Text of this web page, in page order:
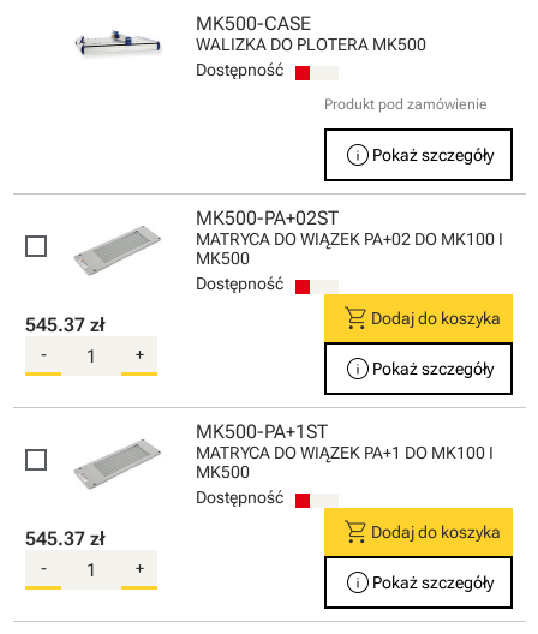
MK500-CASE
WALIZKA DO PLOTERA MK500
Dostępność
Produkt pod zamówienie
info Pokaż szczegóły
MK500-PA+02ST
MATRYCA DO WIĄZEK PA+02 DO MK100 I
MK500
Dostępność
545.37 zł
- +
shopping_cart Dodaj do koszyka
info Pokaż szczegóły
MK500-PA+1ST
MATRYCA DO WIĄZEK PA+1 DO MK100 I
MK500
Dostępność
545.37 zł
- +
shopping_cart Dodaj do koszyka
info Pokaż szczegóły